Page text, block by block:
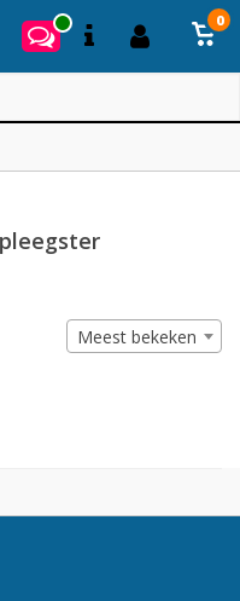
0
Meest bekeken